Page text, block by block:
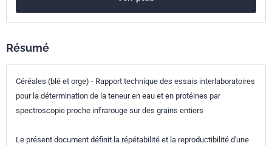
Codes ICS
67.060
classement
Numéro de tirage 1
Parenté
CEN/TR 17474:2020
Résumé
Céréales (blé et orge) - Rapport technique des essais interlaboratoires
pour la détermination de la teneur en eau et en protéines par
spectroscopie proche infrarouge sur des grains entiers
Le présent document définit la répétabilité et la reproductibilité d'une